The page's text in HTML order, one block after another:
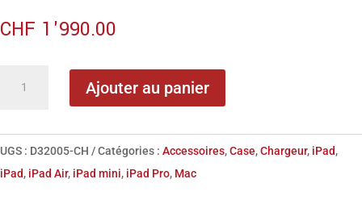
CHF 1'990.00
Chariot
de
Ajouter au panier
UGS : D32005-CH Catégories : Accessoires,Case,Chargeur, iPad,
iPad, iPad Air, iPad mini, iPad Pro, Mac